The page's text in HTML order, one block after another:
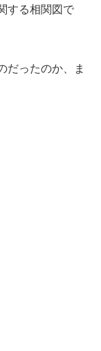
する相関図で
だったのか、ま